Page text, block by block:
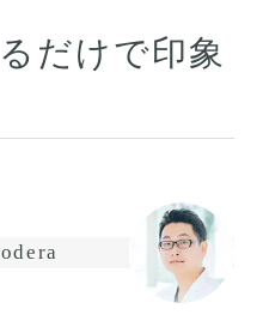
だけで印象